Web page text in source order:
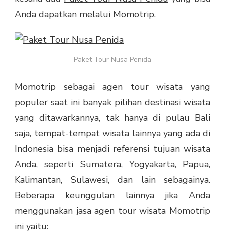
Anda dapatkan melalui Momotrip.
Paket Tour Nusa Penida
Momotrip sebagai agen tour wisata yang
populer saat ini banyak pilihan destinasi wisata
yang ditawarkannya, tak hanya di pulau Bali
saja, tempat-tempat wisata lainnya yang ada di
Indonesia bisa menjadi referensi tujuan wisata
Anda, seperti Sumatera, Yogyakarta, Papua,
Kalimantan, Sulawesi, dan lain sebagainya.
Beberapa keunggulan lainnya jika Anda
menggunakan jasa agen tour wisata Momotrip
ini yaitu: